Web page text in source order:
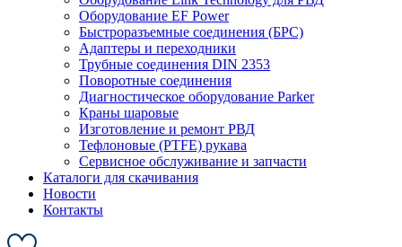
Оборудование EF Power
Быстроразъемные соединения (БРС)
Адаптеры и переходники
Трубные соединения DIN 2353
Поворотные соединения
Диагностическое оборудование Parker
Краны шаровые
Изготовление и ремонт РВД
Тефлоновые (PTFE) рукава
Сервисное обслуживание и запчасти
Каталоги для скачивания
Новости
Контакты